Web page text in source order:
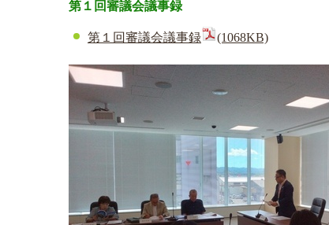
第１回審議会議事録
第１回審議会議事録 (1068KB)